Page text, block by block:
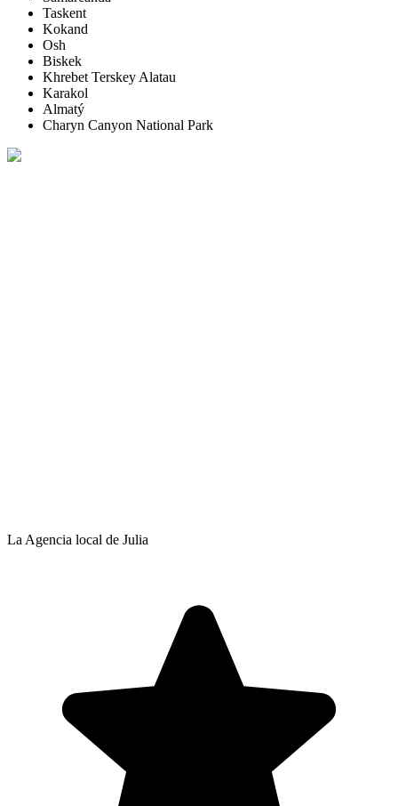
Taskent
Kokand
Osh
Biskek
Khrebet Terskey Alatau
Karakol
Almatý
Charyn Canyon National Park
La Agencia local de Julia